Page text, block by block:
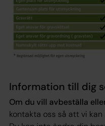
Information till dig
Om du vill avbeställa
kontakta oss så att vi